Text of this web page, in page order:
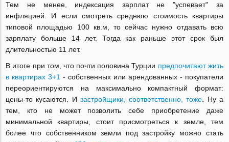
Тем не менее, индексация зарплат не "успевает" за
инфляцией. И если смотреть среднюю стоимость квартиры
типовой площадью 100 кв.м, то сейчас нужно отдавать всю
зарплату больше 14 лет. Тогда как раньше этот срок был
длительностью 11 лет.
В итоге при том, что почти половина Турции предпочитают жить
в квартирах 3+1 - собственных или арендованных - покупатели
переориентируются на максимально компактный формат:
цены-то кусаются. И застройщики, соответственно, тоже . Ну а
тем, кто не может позволить себе приобретение даже
минимальной квартиры, стоит присмотреться к земле, тем
более что собственником земли под застройку можно стать